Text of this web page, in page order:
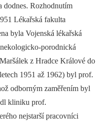
dodnes. Rozhodnutím
Lékařská fakulta
byla Vojenská lékařská
porodnická
z Hradce Králové do
1951 až 1962) byl prof.
odborným zaměřením byl
kliniku prof.
nejstarší pracovníci